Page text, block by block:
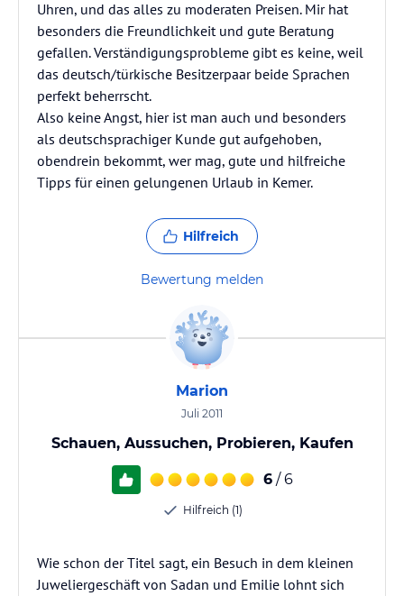
Uhren, und das alles zu moderaten Preisen. Mir hat
besonders die Freundlichkeit und gute Beratung
gefallen. Verständigungsprobleme gibt es keine, weil
das deutsch/türkische Besitzerpaar beide Sprachen
perfekt beherrscht.
Also keine Angst, hier ist man auch und besonders
als deutschsprachiger Kunde gut aufgehoben,
obendrein bekommt, wer mag, gute und hilfreiche
Tipps für einen gelungenen Urlaub in Kemer.
Hilfreich
Bewertung melden
Marion
Juli 2011
Schauen, Aussuchen, Probieren, Kaufen
6 / 6
Hilfreich (1)
Wie schon der Titel sagt, ein Besuch in dem kleinen
Juweliergeschäft von Sadan und Emilie lohnt sich